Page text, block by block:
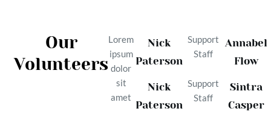
Our
Volunteers
Lorem
ipsum
dolor
sit
amet
Nick
Paterson
Support
Staff
Nick
Paterson
Support
Staff
Annabel
Flow
Sintra
Casper